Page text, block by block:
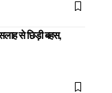
से छिड़ी बहस,